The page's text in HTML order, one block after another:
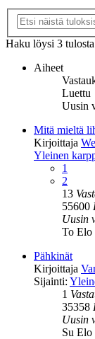
Haku löysi 3
Aiheet
Luettu
Uusin
Mitä mieltä
Kirjoittaja
Yleinen
1
2
13
55600
Uusin
To Elo
Pähkinät
Kirjoittaja
Sijainti:
1
35358
Uusin
Su Elo